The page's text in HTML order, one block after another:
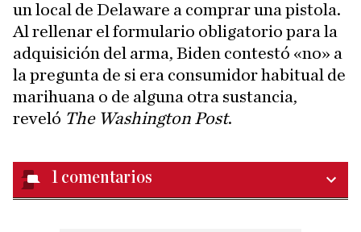
un local de Delaware a comprar una pistola.
Al rellenar el formulario obligatorio para la
adquisición del arma, Biden contestó «no» a
la pregunta de si era consumidor habitual de
marihuana o de alguna otra sustancia,
reveló The Washington Post.
1 comentarios